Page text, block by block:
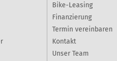
Bike-Leasing
Finanzierung
Termin vereinbaren
Kontakt
Unser Team